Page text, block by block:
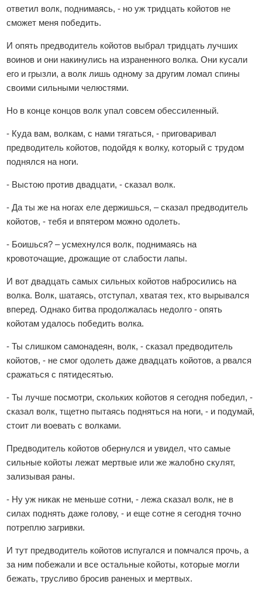
ответил волк, поднимаясь, - но уж тридцать койотов не
сможет меня победить.
И опять предводитель койотов выбрал тридцать лучших
воинов и они накинулись на израненного волка. Они кусали
его и грызли, а волк лишь одному за другим ломал спины
своими сильными челюстями.
Но в конце концов волк упал совсем обессиленный.
- Куда вам, волкам, с нами тягаться, - приговаривал
предводитель койотов, подойдя к волку, который с трудом
поднялся на ноги.
- Выстою против двадцати, - сказал волк.
- Да ты же на ногах еле держишься, – сказал предводитель
койотов, - тебя и впятером можно одолеть.
- Боишься? – усмехнулся волк, поднимаясь на
кровоточащие, дрожащие от слабости лапы.
И вот двадцать самых сильных койотов набросились на
волка. Волк, шатаясь, отступал, хватая тех, кто вырывался
вперед. Однако битва продолжалась недолго - опять
койотам удалось победить волка.
- Ты слишком самонадеян, волк, - сказал предводитель
койотов, - не смог одолеть даже двадцать койотов, а рвался
сражаться с пятидесятью.
- Ты лучше посмотри, скольких койотов я сегодня победил, -
сказал волк, тщетно пытаясь подняться на ноги, - и подумай,
стоит ли воевать с волками.
Предводитель койотов обернулся и увидел, что самые
сильные койоты лежат мертвые или же жалобно скулят,
зализывая раны.
- Ну уж никак не меньше сотни, - лежа сказал волк, не в
силах поднять даже голову, - и еще сотне я сегодня точно
потреплю загривки.
И тут предводитель койотов испугался и помчался прочь, а
за ним побежали и все остальные койоты, которые могли
бежать, трусливо бросив раненых и мертвых.